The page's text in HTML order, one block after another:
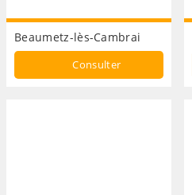
Beaumetz-lès-Cambrai
Consulter